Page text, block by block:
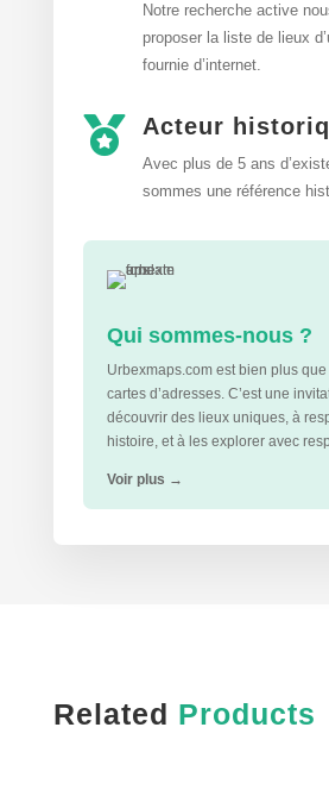
Notre recherche active
proposer la liste de lieux
fournie d’internet.
 Acteur
Avec plus de 5 ans
sommes une référence
Qui sommes-nous ?
Urbexmaps.com est bien plus
cartes d’adresses. C’est une
découvrir des lieux uniques, à
histoire, et à les explorer avec
Voir plus →
Related Products